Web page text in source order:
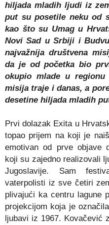
hiljada mladih ljudi iz
put su posetile neku od
kao što su Umag u
Novi Sad u Srbiji i
najvažnija društvena
da je od početka bio
okupio mlade u
misija traje i danas, a
desetine hiljada mladih
Prvi dolazak Exita u
topao prijem na koji je
emotivan od prve objave
koji su zajedno realizovali
Jugoslavije. Sam
vaterpolisti iz sve četiri
plivajući ka centru lagune
projekcijom koja je
ljubavi iz 1967. Kovačević